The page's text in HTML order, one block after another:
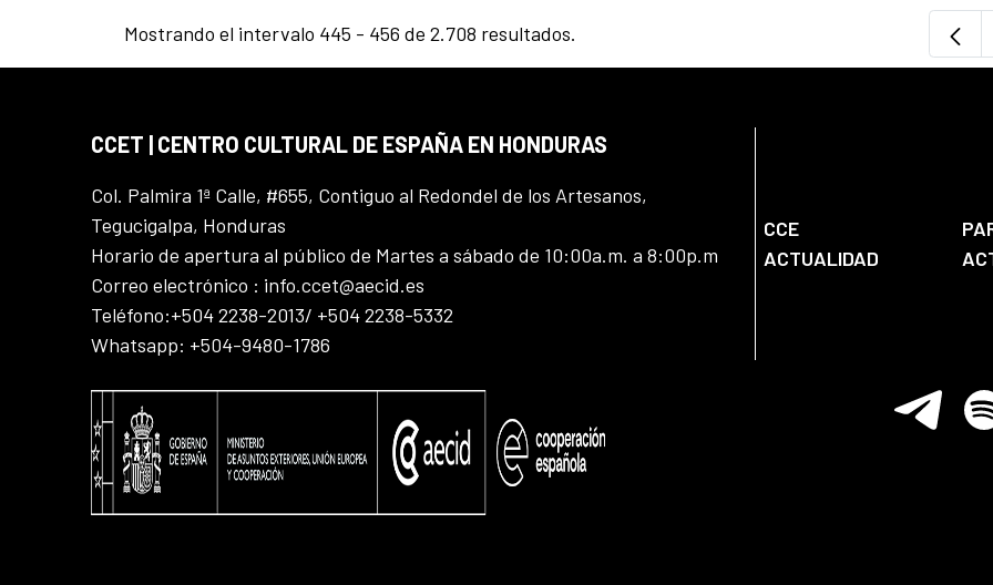
Mostrando el intervalo 445 - 456 de 2.708 resultados.
CCET | CENTRO CULTURAL DE ESPAÑA EN HONDURAS
Col. Palmira 1ª Calle, #655, Contiguo al Redondel de los Artesanos,
Tegucigalpa, Honduras
Horario de apertura al público de Martes a sábado de 10:00a.m. a 8:00p.m
Correo electrónico : info.ccet@aecid.es
Teléfono:+504 2238-2013/ +504 2238-5332
Whatsapp: +504-9480-1786
CCE
ACTUALIDAD
Telegram